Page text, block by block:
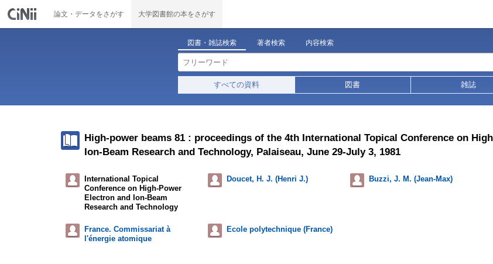
論文・データをさがす 大学図書館の本をさがす
図書・雑誌検索 著者検索 内容検索
すべての資料 図書 雑誌
High-power beams 81 : proceedings of the 4th International Topical Conference on
Ion-Beam Research and Technology, Palaiseau, June 29-July 3, 1981
International Topical
Conference on High-Power
Electron and Ion-Beam
Research and Technology
Doucet, H. J. (Henri J.) Buzzi, J. M. (Jean-Max)
France. Commissariat à
l'énergie atomique
Ecole polytechnique (France)